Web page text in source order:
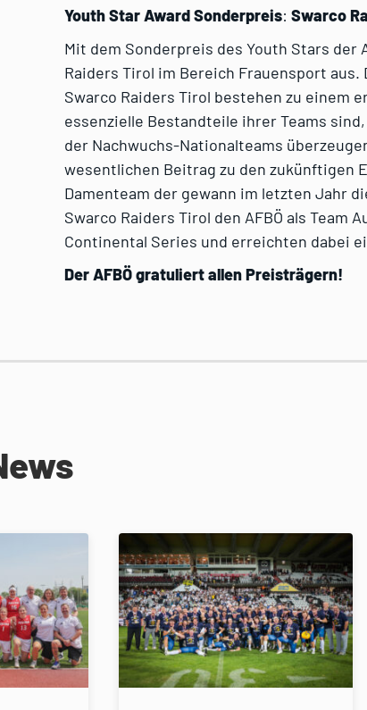
Youth Star Award Sonderpreis: Swarco
Mit dem Sonderpreis des Youth Stars der
Raiders Tirol im Bereich Frauensport aus.
Swarco Raiders Tirol bestehen zu einem
essenzielle Bestandteile ihrer Teams
der Nachwuchs-Nationalteams
wesentlichen Beitrag zu den zukünftigen
Damenteam der gewann im letzten Jahr
Swarco Raiders Tirol den AFBÖ als Team
Continental Series und erreichten dabei
Der AFBÖ gratuliert allen Preisträgern!